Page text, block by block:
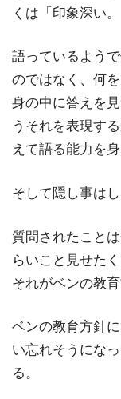
くは「印象深い
語っているよう
のではなく、何
身の中に答えを
うそれを表現す
えて語る能力を
そして隠し事はし
質問されたこと
らいこと見せた
それがベンの教育
ベンの教育方針
い忘れそうにな
る。